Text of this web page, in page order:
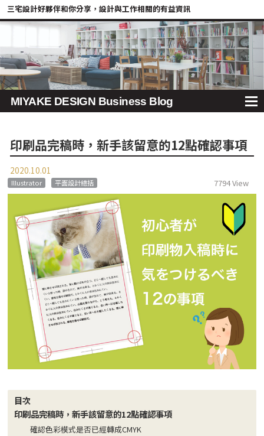
三宅設計好夥伴和你分享，設計與工作相關的有益資訊
MIYAKE DESIGN Business Blog
印刷品完稿時，新手該留意的12點確認事項
2020.10.01
Illustrator 平面設計總括 7794 View
目次
印刷品完稿時，新手該留意的12點確認事項
確認色彩模式是否已經轉成CMYK